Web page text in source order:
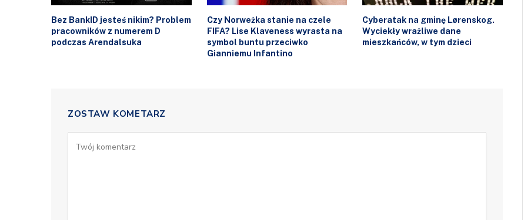
Bez BankID jesteś nikim? Problem
pracowników z numerem D
podczas Arendalsuka
Czy Norweżka stanie na czele
FIFA? Lise Klaveness wyrasta na
symbol buntu przeciwko
Gianniemu Infantino
Cyberatak na gminę Lørenskog.
Wyciekły wrażliwe dane
mieszkańców, w tym dzieci
ZOSTAW KOMETARZ